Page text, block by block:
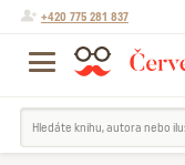
+420 775 281 837